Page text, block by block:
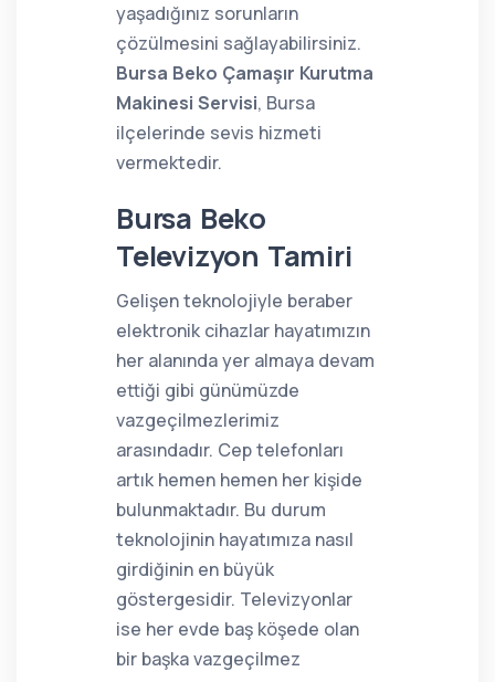
yaşadığınız sorunların
çözülmesini sağlayabilirsiniz.
Bursa Beko Çamaşır Kurutma
Makinesi Servisi, Bursa
ilçelerinde sevis hizmeti
vermektedir.
Bursa Beko
Televizyon Tamiri
Gelişen teknolojiyle beraber
elektronik cihazlar hayatımızın
her alanında yer almaya devam
ettiği gibi günümüzde
vazgeçilmezlerimiz
arasındadır. Cep telefonları
artık hemen hemen her kişide
bulunmaktadır. Bu durum
teknolojinin hayatımıza nasıl
girdiğinin en büyük
göstergesidir. Televizyonlar
ise her evde baş köşede olan
bir başka vazgeçilmez